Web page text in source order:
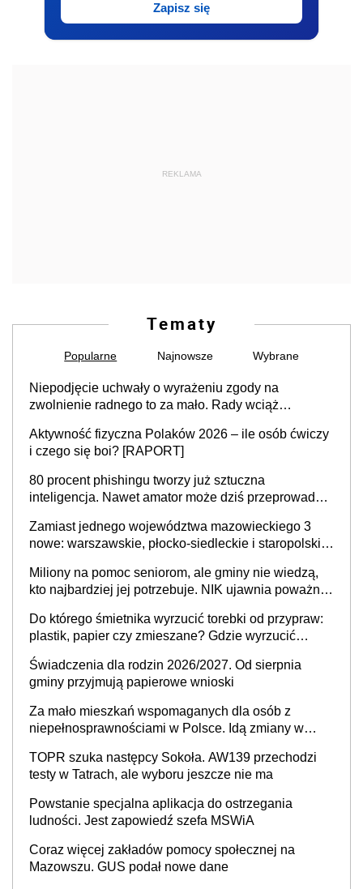
Zapisz się
REKLAMA
Tematy
Popularne Najnowsze Wybrane
Niepodjęcie uchwały o wyrażeniu zgody na
zwolnienie radnego to za mało. Rady wciąż
sprawy
Aktywność fizyczna Polaków 2026 – ile osób ćwiczy
i czego się boi? [RAPORT]
80 procent phishingu tworzy już sztuczna
inteligencja. Nawet amator może dziś przeprowadzić
Zamiast jednego województwa mazowieckiego 3
nowe: warszawskie, płocko-siedleckie i staropolskie.
stołecznych
Miliony na pomoc seniorom, ale gminy nie wiedzą,
kto najbardziej jej potrzebuje. NIK ujawnia poważną
Do którego śmietnika wyrzucić torebki od przypraw:
plastik, papier czy zmieszane? Gdzie wyrzucić
Świadczenia dla rodzin 2026/2027. Od sierpnia
gminy przyjmują papierowe wnioski
Za mało mieszkań wspomaganych dla osób z
niepełnosprawnościami w Polsce. Idą zmiany w
TOPR szuka następcy Sokoła. AW139 przechodzi
testy w Tatrach, ale wyboru jeszcze nie ma
Powstanie specjalna aplikacja do ostrzegania
ludności. Jest zapowiedź szefa MSWiA
Coraz więcej zakładów pomocy społecznej na
Mazowszu. GUS podał nowe dane